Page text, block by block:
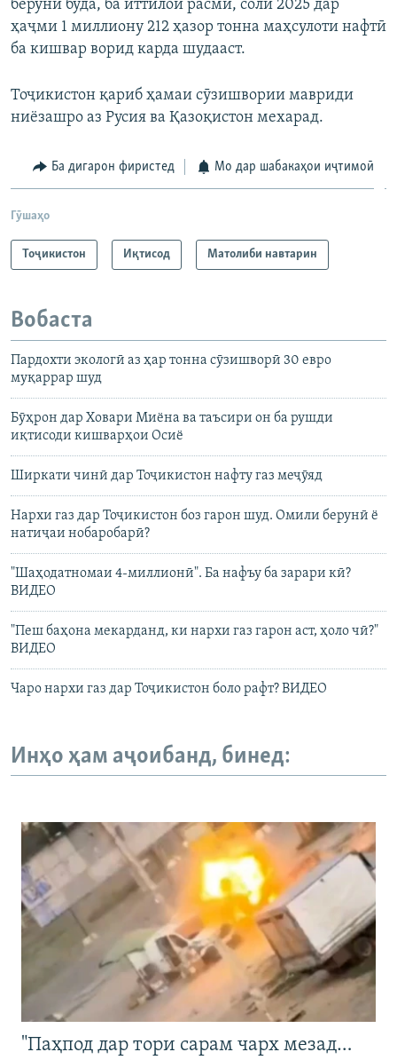
берунӣ буда, ба иттилои расмӣ, соли 2025 дар
ҳаҷми 1 миллиону 212 ҳазор тонна маҳсулоти нафтӣ
ба кишвар ворид карда шудааст.
Тоҷикистон қариб ҳамаи сӯзишвории мавриди
ниёзашро аз Русия ва Қазоқистон мехарад.
Ба дигарон фиристед Мо дар шабакаҳои иҷтимоӣ
Гӯшаҳо
Тоҷикистон Иқтисод Матолиби навтарин
Вобаста
Пардохти экологӣ аз ҳар тонна сӯзишворӣ 30 евро
муқаррар шуд
Бӯҳрон дар Ховари Миёна ва таъсири он ба рушди
иқтисоди кишварҳои Осиё
Ширкати чинӣ дар Тоҷикистон нафту газ меҷӯяд
Нархи газ дар Тоҷикистон боз гарон шуд. Омили берунӣ ё
натиҷаи нобаробарӣ?
"Шаҳодатномаи 4-миллионӣ". Ба нафъу ба зарари кӣ?
ВИДЕО
"Пеш баҳона мекарданд, ки нархи газ гарон аст, ҳоло чӣ?"
ВИДЕО
Чаро нархи газ дар Тоҷикистон боло рафт? ВИДЕО
Инҳо ҳам аҷоибанд, бинед:
"Паҳпод дар тори сарам чарх мезад…